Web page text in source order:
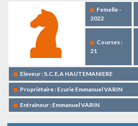
Femelle -
2022
Courses :
21
Eleveur : S.C.E.A HAUTEMANIERE
Propriétaire : Ecurie Emmanuel VARIN
Entraîneur : Emmanuel VARIN